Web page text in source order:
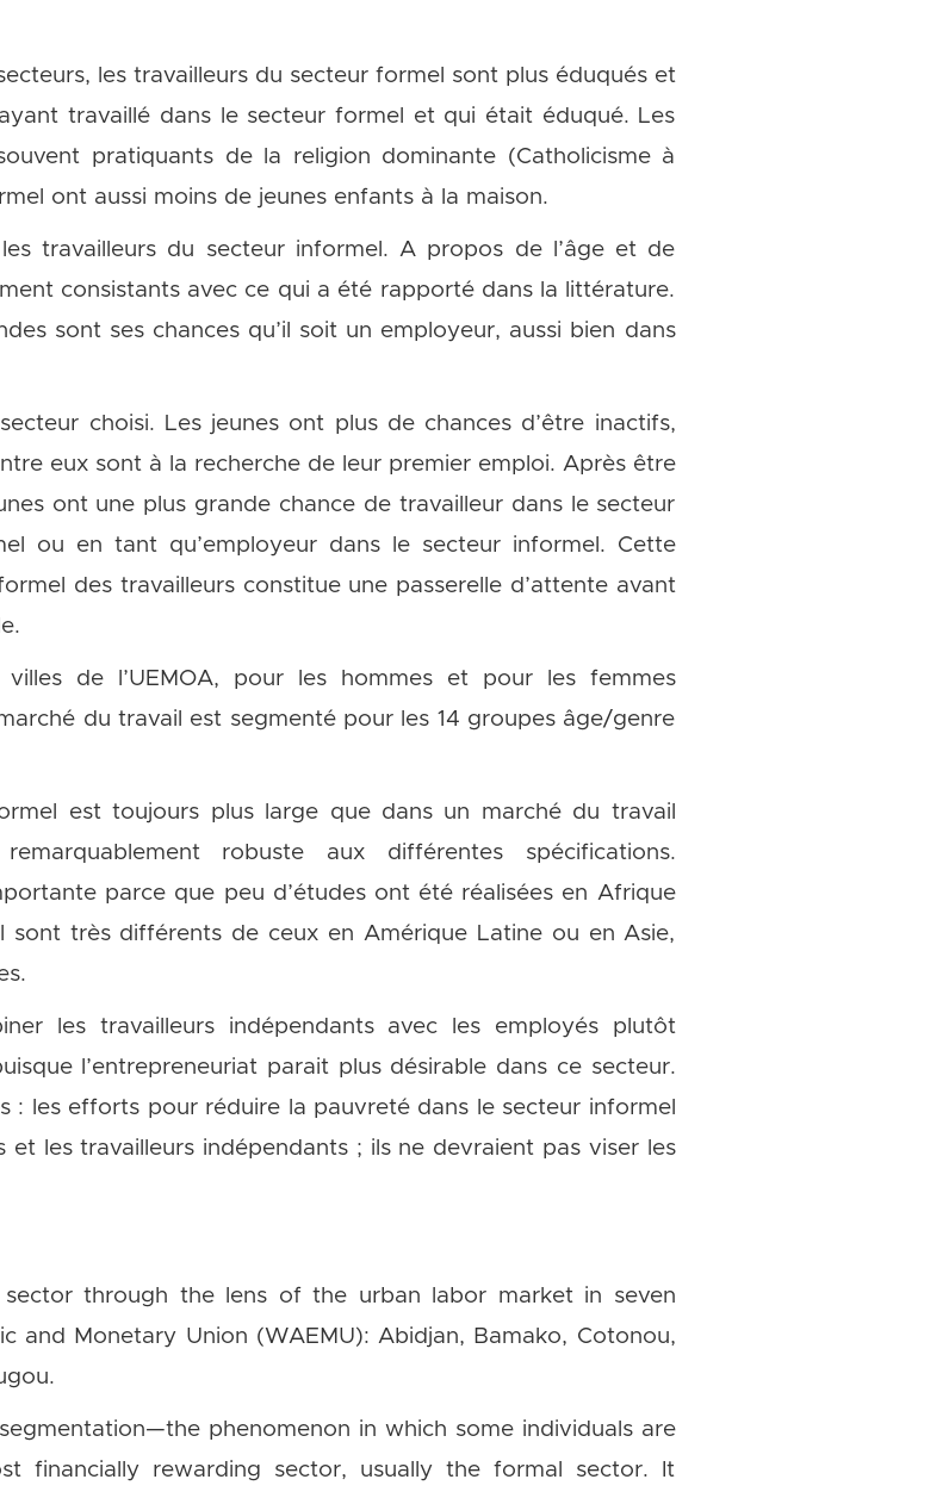
les travailleurs du secteur formel sont plus éduqués et
travaillé dans le secteur formel et qui était éduqué. Les
pratiquants de la religion dominante (Catholicisme à
ont aussi moins de jeunes enfants à la maison.
travailleurs du secteur informel. A propos de l’âge et de
consistants avec ce qui a été rapporté dans la littérature.
sont ses chances qu’il soit un employeur, aussi bien dans
choisi. Les jeunes ont plus de chances d’être inactifs,
eux sont à la recherche de leur premier emploi. Après être
ont une plus grande chance de travailleur dans le secteur
ou en tant qu’employeur dans le secteur informel. Cette
des travailleurs constitue une passerelle d’attente avant
de l’UEMOA, pour les hommes et pour les femmes
du travail est segmenté pour les 14 groupes âge/genre
est toujours plus large que dans un marché du travail
robuste aux différentes spécifications.
parce que peu d’études ont été réalisées en Afrique
sont très différents de ceux en Amérique Latine ou en Asie,
les travailleurs indépendants avec les employés plutôt
l’entrepreneuriat parait plus désirable dans ce secteur.
: les efforts pour réduire la pauvreté dans le secteur informel
les travailleurs indépendants ; ils ne devraient pas viser les
through the lens of the urban labor market in seven
and Monetary Union (WAEMU): Abidjan, Bamako, Cotonou,
phenomenon in which some individuals are
financially rewarding sector, usually the formal sector. It